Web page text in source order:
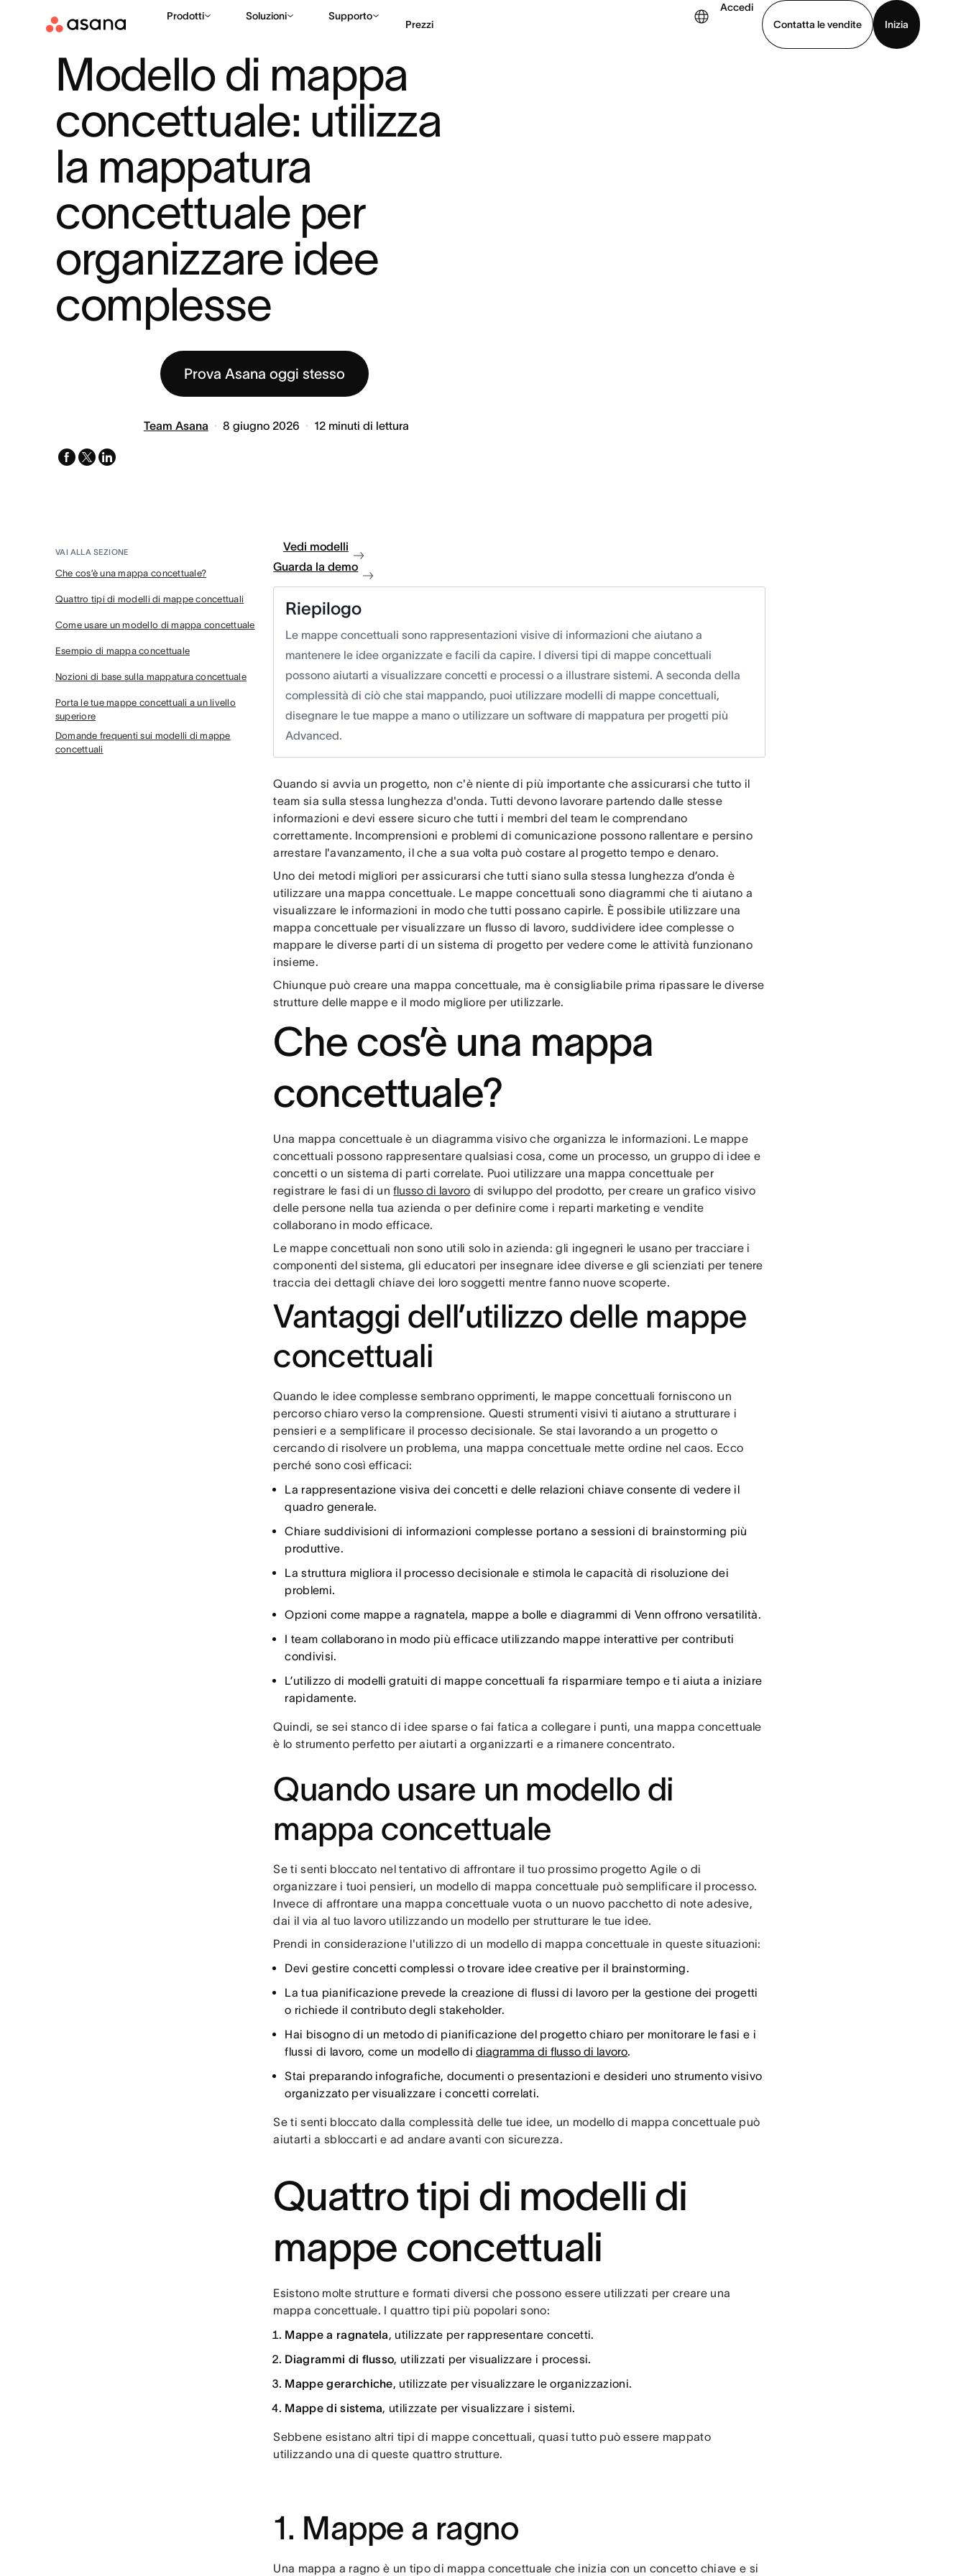
Prodotti Soluzioni Supporto
Prezzi
Accedi
Contatta le vendite
Inizia
Modello di mappa
concettuale: utilizza
la mappatura
concettuale per
organizzare idee
complesse
Prova Asana oggi stesso
Team Asana 8 giugno 2026 12 minuti di lettura
facebook
x-
linkedin
VAI ALLA SEZIONE
Che cos’è una mappa concettuale?
Quattro tipi di modelli di mappe concettuali
Come usare un modello di mappa concettuale
Esempio di mappa concettuale
Nozioni di base sulla mappatura concettuale
Porta le tue mappe concettuali a un livello
superiore
Domande frequenti sui modelli di mappe
concettuali
Vedi modelli
Guarda la demo
Riepilogo
Le mappe concettuali sono rappresentazioni visive di informazioni che aiutano a
mantenere le idee organizzate e facili da capire. I diversi tipi di mappe concettuali
possono aiutarti a visualizzare concetti e processi o a illustrare sistemi. A seconda della
complessità di ciò che stai mappando, puoi utilizzare modelli di mappe concettuali,
disegnare le tue mappe a mano o utilizzare un software di mappatura per progetti più
Advanced.
Quando si avvia un progetto, non c'è niente di più importante che assicurarsi che tutto il
team sia sulla stessa lunghezza d'onda. Tutti devono lavorare partendo dalle stesse
informazioni e devi essere sicuro che tutti i membri del team le comprendano
correttamente. Incomprensioni e problemi di comunicazione possono rallentare e persino
arrestare l'avanzamento, il che a sua volta può costare al progetto tempo e denaro.
Uno dei metodi migliori per assicurarsi che tutti siano sulla stessa lunghezza d’onda è
utilizzare una mappa concettuale. Le mappe concettuali sono diagrammi che ti aiutano a
visualizzare le informazioni in modo che tutti possano capirle. È possibile utilizzare una
mappa concettuale per visualizzare un flusso di lavoro, suddividere idee complesse o
mappare le diverse parti di un sistema di progetto per vedere come le attività funzionano
insieme.
Chiunque può creare una mappa concettuale, ma è consigliabile prima ripassare le diverse
strutture delle mappe e il modo migliore per utilizzarle.
Che cos’è una mappa
concettuale?
Una mappa concettuale è un diagramma visivo che organizza le informazioni. Le mappe
concettuali possono rappresentare qualsiasi cosa, come un processo, un gruppo di idee e
concetti o un sistema di parti correlate. Puoi utilizzare una mappa concettuale per
registrare le fasi di unflusso di lavoro di sviluppo del prodotto, per creare un grafico visivo
delle persone nella tua azienda o per definire come i reparti marketing e vendite
collaborano in modo efficace.
Le mappe concettuali non sono utili solo in azienda: gli ingegneri le usano per tracciare i
componenti del sistema, gli educatori per insegnare idee diverse e gli scienziati per tenere
traccia dei dettagli chiave dei loro soggetti mentre fanno nuove scoperte.
Vantaggi dell’utilizzo delle mappe
concettuali
Quando le idee complesse sembrano opprimenti, le mappe concettuali forniscono un
percorso chiaro verso la comprensione. Questi strumenti visivi ti aiutano a strutturare i
pensieri e a semplificare il processo decisionale. Se stai lavorando a un progetto o
cercando di risolvere un problema, una mappa concettuale mette ordine nel caos. Ecco
perché sono così efficaci:
La rappresentazione visiva dei concetti e delle relazioni chiave consente di vedere il
quadro generale.
Chiare suddivisioni di informazioni complesse portano a sessioni di brainstorming più
produttive.
La struttura migliora il processo decisionale e stimola le capacità di risoluzione dei
problemi.
Opzioni come mappe a ragnatela, mappe a bolle e diagrammi di Venn offrono versatilità.
I team collaborano in modo più efficace utilizzando mappe interattive per contributi
condivisi.
L’utilizzo di modelli gratuiti di mappe concettuali fa risparmiare tempo e ti aiuta a iniziare
rapidamente.
Quindi, se sei stanco di idee sparse o fai fatica a collegare i punti, una mappa concettuale
è lo strumento perfetto per aiutarti a organizzarti e a rimanere concentrato.
Quando usare un modello di
mappa concettuale
Se ti senti bloccato nel tentativo di affrontare il tuo prossimo progetto Agile o di
organizzare i tuoi pensieri, un modello di mappa concettuale può semplificare il processo.
Invece di affrontare una mappa concettuale vuota o un nuovo pacchetto di note adesive,
dai il via al tuo lavoro utilizzando un modello per strutturare le tue idee.
Prendi in considerazione l'utilizzo di un modello di mappa concettuale in queste situazioni:
Devi gestire concetti complessi o trovare idee creative per il brainstorming.
La tua pianificazione prevede la creazione di flussi di lavoro per la gestione dei progetti
o richiede il contributo degli stakeholder.
Hai bisogno di un metodo di pianificazione del progetto chiaro per monitorare le fasi e i
flussi di lavoro, come un modello didiagramma di flusso di lavoro.
Stai preparando infografiche, documenti o presentazioni e desideri uno strumento visivo
organizzato per visualizzare i concetti correlati.
Se ti senti bloccato dalla complessità delle tue idee, un modello di mappa concettuale può
aiutarti a sbloccarti e ad andare avanti con sicurezza.
Quattro tipi di modelli di
mappe concettuali
Esistono molte strutture e formati diversi che possono essere utilizzati per creare una
mappa concettuale. I quattro tipi più popolari sono:
Mappe a ragnatela, utilizzate per rappresentare concetti.
Diagrammi di flusso, utilizzati per visualizzare i processi.
Mappe gerarchiche, utilizzate per visualizzare le organizzazioni.
Mappe di sistema, utilizzate per visualizzare i sistemi.
Sebbene esistano altri tipi di mappe concettuali, quasi tutto può essere mappato
utilizzando una di queste quattro strutture.
1. Mappe a ragno
Una mappa a ragno è un tipo di mappa concettuale che inizia con un concetto chiave e si